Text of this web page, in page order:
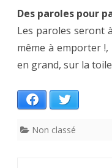
Des paroles pour
Les paroles seront
même à emporter
en grand, sur la
Facebook
Non classé